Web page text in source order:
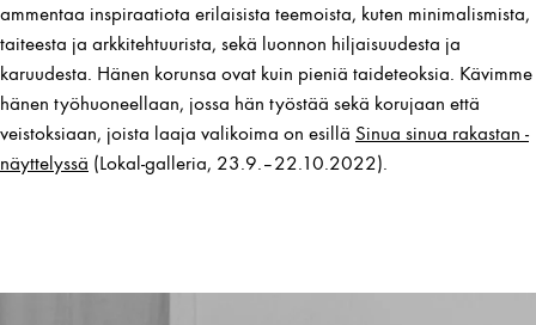
ammentaa inspiraatiota erilaisista teemoista, kuten minimalismista,
taiteesta ja arkkitehtuurista, sekä luonnon hiljaisuudesta ja
karuudesta. Hänen korunsa ovat kuin pieniä taideteoksia. Kävimme
hänen työhuoneellaan, jossa hän työstää sekä korujaan että
veistoksiaan, joista laaja valikoima on esillä Sinua sinua rakastan -
näyttelyssä (Lokal-galleria, 23.9.–22.10.2022).